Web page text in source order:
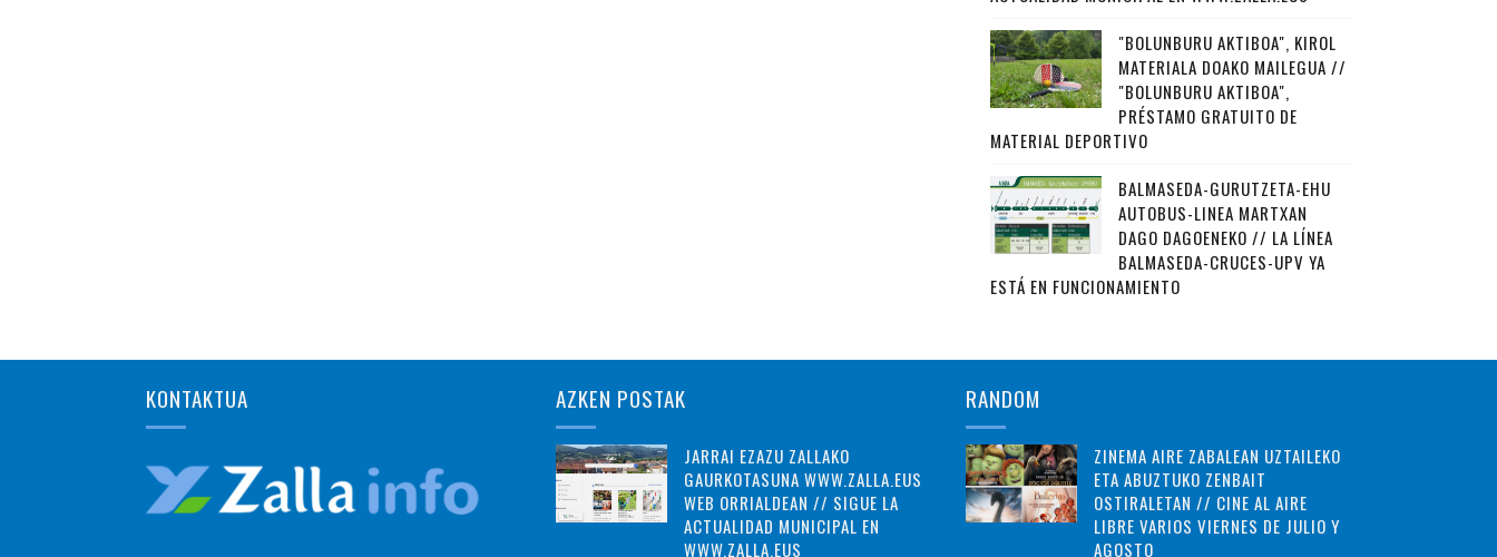
"BOLUNBURU AKTIBOA", KIROL
MATERIALA DOAKO MAILEGUA //
"BOLUNBURU AKTIBOA",
PRÉSTAMO GRATUITO DE
MATERIAL DEPORTIVO
BALMASEDA-GURUTZETA-EHU
AUTOBUS-LINEA MARTXAN
DAGO DAGOENEKO // LA LÍNEA
BALMASEDA-CRUCES-UPV YA
ESTÁ EN FUNCIONAMIENTO
KONTAKTUA AZKEN POSTAK
JARRAI EZAZU ZALLAKO
GAURKOTASUNA WWW.ZALLA.EUS
WEB ORRIALDEAN // SIGUE LA
ACTUALIDAD MUNICIPAL EN
WWW.ZALLA.EUS
RANDOM
ZINEMA AIRE ZABALEAN UZTAILEKO
ETA ABUZTUKO ZENBAIT
OSTIRALETAN // CINE AL AIRE
LIBRE VARIOS VIERNES DE JULIO Y
AGOSTO